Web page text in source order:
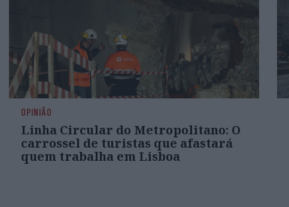
OPINIÃO
Linha Circular do Metropolitano: O
carrossel de turistas que afastará
quem trabalha em Lisboa